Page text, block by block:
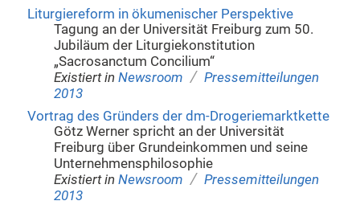
Liturgiereform in ökumenischer Perspektive
Tagung an der Universität Freiburg zum 50.
Jubiläum der Liturgiekonstitution
„Sacrosanctum Concilium“
Existiert in Newsroom / Pressemitteilungen
2013
Vortrag des Gründers der dm-Drogeriemarktkette
Götz Werner spricht an der Universität
Freiburg über Grundeinkommen und seine
Unternehmensphilosophie
Existiert in Newsroom / Pressemitteilungen
2013